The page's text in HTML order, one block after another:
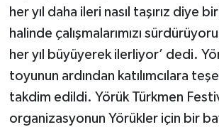
her yıl daha ileri nasıl taşırız diye
halinde çalışmalarımızı
her yıl büyüyerek ilerliyor’ dedi.
toyunun ardından katılımcılara
takdim edildi. Yörük Türkmen
organizasyonun Yörükler için bir